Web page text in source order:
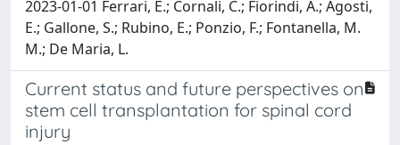
2023-01-01 Ferrari, E.; Cornali, C.; Fiorindi, A.; Agosti,
E.; Gallone, S.; Rubino, E.; Ponzio, F.; Fontanella, M.
M.; De Maria, L.
Current status and future perspectives on
stem cell transplantation for spinal cord
injury